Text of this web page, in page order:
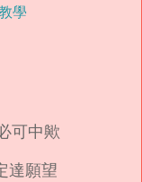
學
可中歟
達願望